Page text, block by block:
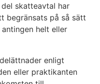
skatteavtal har
begränsats på så sätt
helt eller
enligt
eller praktikanten